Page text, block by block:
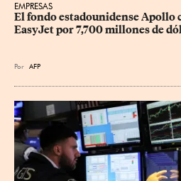
EMPRESAS
El fondo estadounidense Apollo
EasyJet por 7,700 millones de
Por AFP